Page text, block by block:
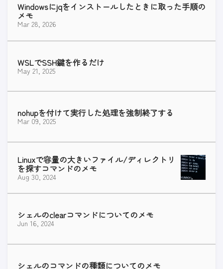
Windowsにjqをインストールしたときに取った手順の
メモ
Mar 28, 2026
WSLでSSH鍵を作るだけ
May 21, 2025
nohupを付けて実行した処理を強制終了する
Mar 09, 2025
Linuxで容量の大きいファイル/ディレクトリ
を探すコマンドのメモ
Aug 30, 2024
シェルのclearコマンドについてのメモ
Jun 16, 2024
シェルのコマンドの種類についてのメモ